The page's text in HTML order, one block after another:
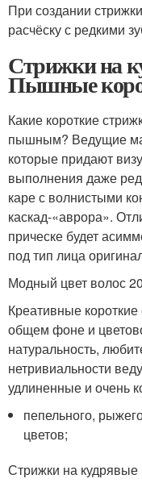
При создании
расчёску с редкими
Стрижки на
Пышные
Какие короткие
пышным? Ведущие
которые придают
выполнения даже
каре с волнистыми
каскад-«аврора».
прическе будет
под тип лица
Модный цвет волос
Креативные
общем фоне и
натуральность,
нетривиальности
удлиненные и очень
пепельного,
цветов;
Стрижки на